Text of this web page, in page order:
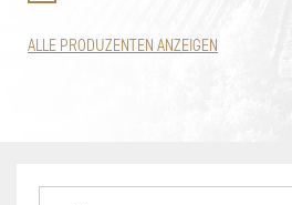
ALLE PRODUZENTEN ANZEIGEN